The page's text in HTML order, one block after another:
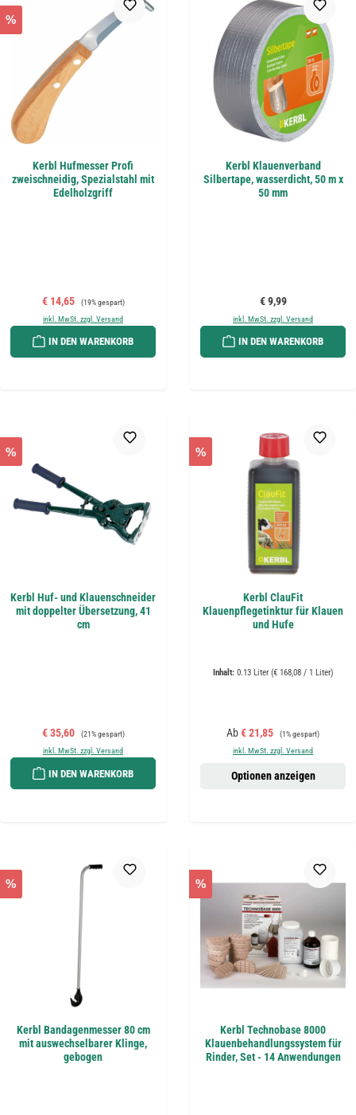
%
Kerbl Hufmesser Profi
zweischneidig, Spezialstahl mit
Edelholzgriff
Verkaufspreis:
€ 14,65 Regulärer Preis:
(19% gespart)
inkl. MwSt. zzgl. Versand
IN DEN WARENKORB
Kerbl Klauenverband
Silbertape, wasserdicht, 50 m x
50 mm
Regulärer Preis:
€ 9,99
inkl. MwSt. zzgl. Versand
IN DEN WARENKORB
%
Kerbl Huf- und Klauenschneider
mit doppelter Übersetzung, 41
cm
Verkaufspreis:
€ 35,60 Regulärer Preis:
(21% gespart)
inkl. MwSt. zzgl. Versand
IN DEN WARENKORB
%
Kerbl ClauFit
Klauenpflegetinktur für Klauen
und Hufe
Inhalt: 0.13 Liter (€ 168,08 / 1 Liter)
Verkaufspreis:
Ab€ 21,85 Regulärer Preis:
(1% gespart)
inkl. MwSt. zzgl. Versand
Optionen anzeigen
%
Kerbl Bandagenmesser 80 cm
mit auswechselbarer Klinge,
gebogen
%
Kerbl Technobase 8000
Klauenbehandlungssystem für
Rinder, Set - 14 Anwendungen